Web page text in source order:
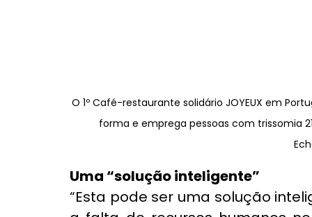
O 1º Café-restaurante solidário JOYEUX em
forma e emprega pessoas com trissomia
Uma “solução inteligente”
“Esta pode ser uma solução